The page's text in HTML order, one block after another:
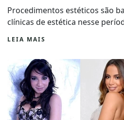
Procedimentos estéticos são
clínicas de estética nesse
LEIA MAIS